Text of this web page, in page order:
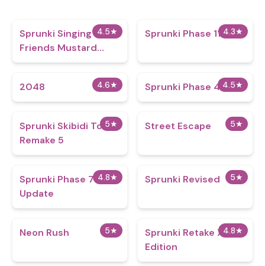
4.5★
Sprunki Singing
Friends Mustard
Event
4.3★
Sprunki Phase 11 v3
4.6★
2048 4.5★
Sprunki Phase 4
5★
Sprunki Skibidi Toilet
Remake 5
5★
Street Escape
4.8★
Sprunki Phase 7 Big
Update
5★
Sprunki Revised
5★
Neon Rush 4.8★
Sprunki Retake Xmas
Edition